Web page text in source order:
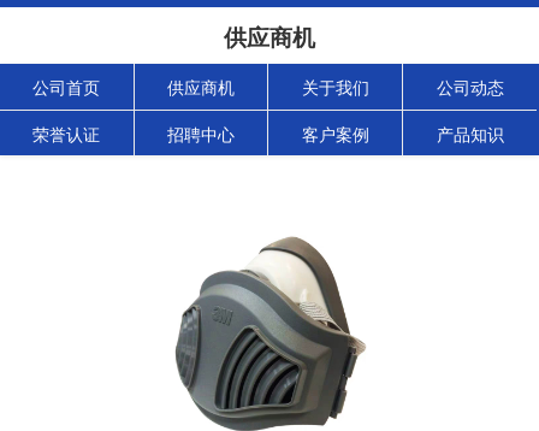
供应商机
公司首页 供应商机 关于我们 公司动态
荣誉认证 招聘中心 客户案例 产品知识